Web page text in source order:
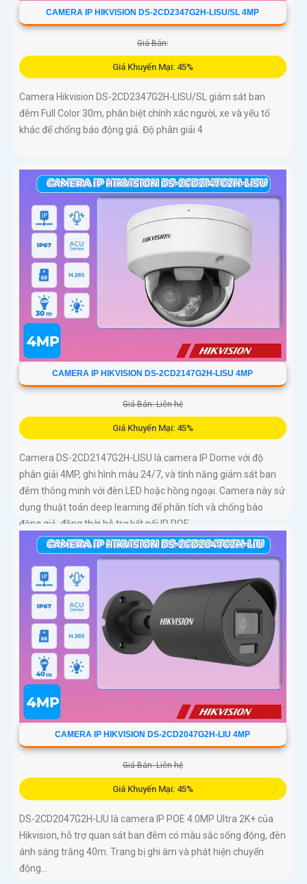
CAMERA IP HIKVISION DS-2CD2347G2H-LISU/SL 4MP
Giá Bán:
Giá Khuyến Mại: 45%
Camera Hikvision DS-2CD2347G2H-LISU/SL giám sát ban
đêm Full Color 30m, phân biệt chính xác người, xe và yếu tố
khác để chống báo động giả. Độ phân giải 4
CAMERA IP HIKVISION DS-2CD2147G2H-LISU 4MP
Giá Bán: Liên hệ
Giá Khuyến Mại: 45%
Camera DS-2CD2147G2H-LISU là camera IP Dome với độ
phân giải 4MP, ghi hình màu 24/7, và tính năng giám sát ban
đêm thông minh với đèn LED hoặc hồng ngoại. Camera này sử
dụng thuật toán deep learning để phân tích và chống báo
động giả, đồng thời hỗ trợ kết nối IP POE
CAMERA IP HIKVISION DS-2CD2047G2H-LIU 4MP
Giá Bán: Liên hệ
Giá Khuyến Mại: 45%
DS-2CD2047G2H-LIU là camera IP POE 4.0MP Ultra 2K+ của
Hikvision, hỗ trợ quan sát ban đêm có màu sắc sống động, đèn
ánh sáng trắng 40m. Trang bị ghi âm và phát hiện chuyển
động...